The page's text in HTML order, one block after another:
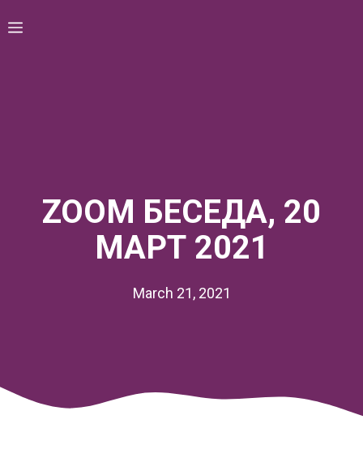
to Menu
ZOOM БЕСЕДА, 20
МАРТ 2021
March 21, 2021